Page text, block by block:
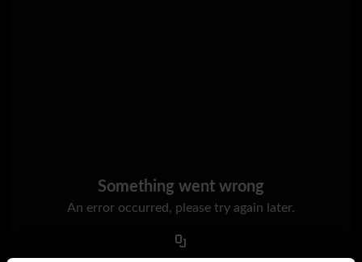
Something went wrong
An error occurred, please try again later.